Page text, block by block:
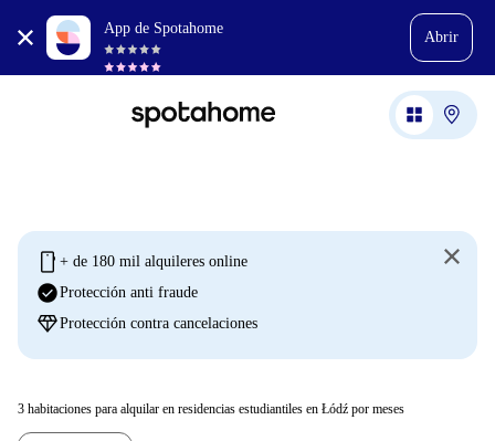
App de Spotahome
Abrir
mobile + de 180 mil alquileres online
check_circleProtección anti fraude
diamondProtección contra cancelaciones
3 habitaciones para alquilar en residencias estudiantiles en Łódź por meses